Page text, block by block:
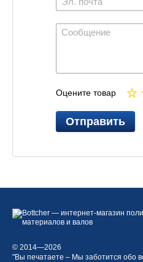
Оцените товар
Отправить
© 2014—2026
"Вы печатаете – Мы заботится обо